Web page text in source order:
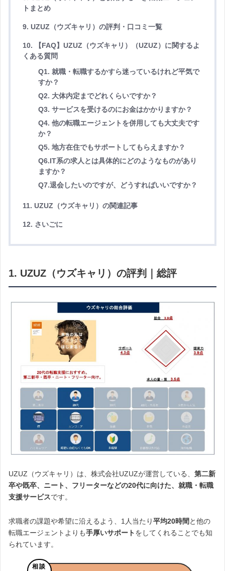
トまとめ
9. UZUZ（ウズキャリ）の評判・口コミ一覧
10. 【FAQ】UZUZ（ウズキャリ）（UZUZ）に関するよ
くある質問
Q1. 就職・転職するかすら迷っているけれど平気で
すか？
Q2. 大体内定までどれくらいですか？
Q3. サービスを受けるのにお金はかかりますか？
Q4. 他の転職エージェントを併用しても大丈夫です
か？
Q5. 地方在住でもサポートしてもらえますか？
Q6.IT系の求人とは具体的にどのようなものがあり
ますか？
Q7.退会したいのですが、どうすればいいですか？
11. UZUZ（ウズキャリ）の関連記事
12. さいごに
1. UZUZ（ウズキャリ）の評判｜総評
UZUZ（ウズキャリ）は、株式会社UZUZが運営している、 第二新
卒や既卒、ニート、フリーターなどの20代に向けた、就職・転職
支援サービスです。
求職者の課題や希望に沿えるよう、1人当たり平均20時間 と他の
転職エージェントよりも手厚いサポートをしてくれることでも知
られています。
相談